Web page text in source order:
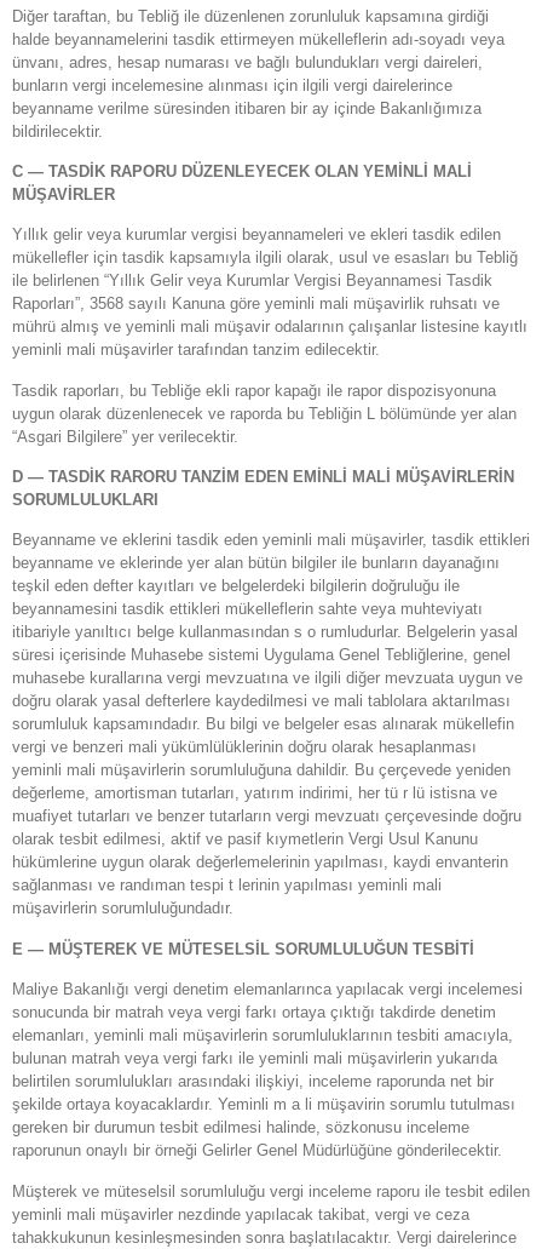
Diğer taraftan, bu Tebliğ ile düzenlenen zorunluluk kapsamına girdiği
halde beyannamelerini tasdik ettirmeyen mükelleflerin adı-soyadı veya
ünvanı, adres, hesap numarası ve bağlı bulundukları vergi daireleri,
bunların vergi incelemesine alınması için ilgili vergi dairelerince
beyanname verilme süresinden itibaren bir ay içinde Bakanlığımıza
bildirilecektir.
C — TASDİK RAPORU DÜZENLEYECEK OLAN YEMİNLİ MALİ
MÜŞAVİRLER
Yıllık gelir veya kurumlar vergisi beyannameleri ve ekleri tasdik edilen
mükellefler için tasdik kapsamıyla ilgili olarak, usul ve esasları bu Tebliğ
ile belirlenen “Yıllık Gelir veya Kurumlar Vergisi Beyannamesi Tasdik
Raporları”, 3568 sayılı Kanuna göre yeminli mali müşavirlik ruhsatı ve
mührü almış ve yeminli mali müşavir odalarının çalışanlar listesine kayıtlı
yeminli mali müşavirler tarafından tanzim edilecektir.
Tasdik raporları, bu Tebliğe ekli rapor kapağı ile rapor dispozisyonuna
uygun olarak düzenlenecek ve raporda bu Tebliğin L bölümünde yer alan
“Asgari Bilgilere” yer verilecektir.
D — TASDİK RARORU TANZİM EDEN EMİNLİ MALİ MÜŞAVİRLERİN
SORUMLULUKLARI
Beyanname ve eklerini tasdik eden yeminli mali müşavirler, tasdik ettikleri
beyanname ve eklerinde yer alan bütün bilgiler ile bunların dayanağını
teşkil eden defter kayıtları ve belgelerdeki bilgilerin doğruluğu ile
beyannamesini tasdik ettikleri mükelleflerin sahte veya muhteviyatı
itibariyle yanıltıcı belge kullanmasından s o rumludurlar. Belgelerin yasal
süresi içerisinde Muhasebe sistemi Uygulama Genel Tebliğlerine, genel
muhasebe kurallarına vergi mevzuatına ve ilgili diğer mevzuata uygun ve
doğru olarak yasal defterlere kaydedilmesi ve mali tablolara aktarılması
sorumluluk kapsamındadır. Bu bilgi ve belgeler esas alınarak mükellefin
vergi ve benzeri mali yükümlülüklerinin doğru olarak hesaplanması
yeminli mali müşavirlerin sorumluluğuna dahildir. Bu çerçevede yeniden
değerleme, amortisman tutarları, yatırım indirimi, her tü r lü istisna ve
muafiyet tutarları ve benzer tutarların vergi mevzuatı çerçevesinde doğru
olarak tesbit edilmesi, aktif ve pasif kıymetlerin Vergi Usul Kanunu
hükümlerine uygun olarak değerlemelerinin yapılması, kaydi envanterin
sağlanması ve randıman tespi t lerinin yapılması yeminli mali
müşavirlerin sorumluluğundadır.
E — MÜŞTEREK VE MÜTESELSİL SORUMLULUĞUN TESBİTİ
Maliye Bakanlığı vergi denetim elemanlarınca yapılacak vergi incelemesi
sonucunda bir matrah veya vergi farkı ortaya çıktığı takdirde denetim
elemanları, yeminli mali müşavirlerin sorumluluklarının tesbiti amacıyla,
bulunan matrah veya vergi farkı ile yeminli mali müşavirlerin yukarıda
belirtilen sorumlulukları arasındaki ilişkiyi, inceleme raporunda net bir
şekilde ortaya koyacaklardır. Yeminli m a li müşavirin sorumlu tutulması
gereken bir durumun tesbit edilmesi halinde, sözkonusu inceleme
raporunun onaylı bir örneği Gelirler Genel Müdürlüğüne gönderilecektir.
Müşterek ve müteselsil sorumluluğu vergi inceleme raporu ile tesbit edilen
yeminli mali müşavirler nezdinde yapılacak takibat, vergi ve ceza
tahakkukunun kesinleşmesinden sonra başlatılacaktır. Vergi dairelerince